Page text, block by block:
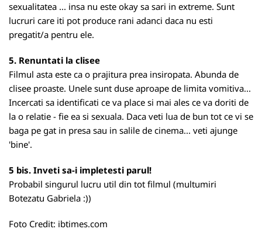
sexualitatea ... insa nu este okay sa sari in extreme. Sunt
lucruri care iti pot produce rani adanci daca nu esti
pregatit/a pentru ele.
5. Renuntati la clisee
Filmul asta este ca o prajitura prea insiropata. Abunda de
clisee proaste. Unele sunt duse aproape de limita vomitiva...
Incercati sa identificati ce va place si mai ales ce va doriti de
la o relatie - fie ea si sexuala. Daca veti lua de bun tot ce vi se
baga pe gat in presa sau in salile de cinema... veti ajunge
'bine'.
5 bis. Inveti sa-i impletesti parul!
Probabil singurul lucru util din tot filmul (multumiri
Botezatu Gabriela :))
Foto Credit: ibtimes.com